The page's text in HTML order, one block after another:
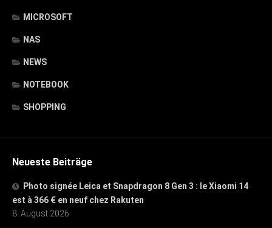
MICROSOFT
NAS
NEWS
NOTEBOOK
SHOPPING
Neueste Beiträge
Photo signée Leica et Snapdragon 8 Gen 3 : le Xiaomi 14
est à 366 € en neuf chez Rakuten
8. August 2026